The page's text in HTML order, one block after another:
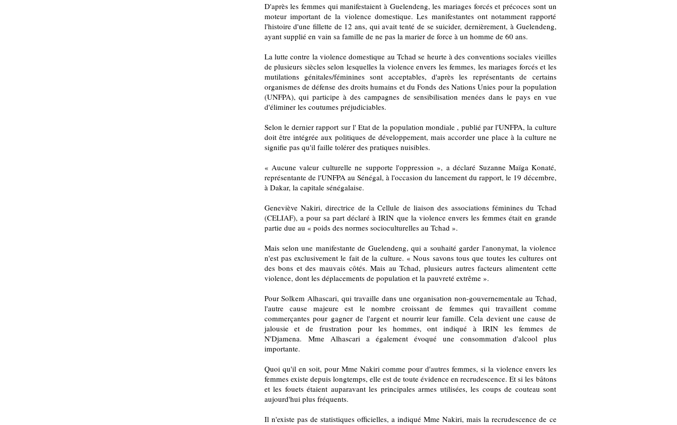
D'après les femmes qui manifestaient à Guelendeng, les mariages forcés et précoces sont un
moteur important de la violence domestique. Les manifestantes ont notamment rapporté
l'histoire d'une fillette de 12 ans, qui avait tenté de se suicider, dernièrement, à Guelendeng,
ayant supplié en vain sa famille de ne pas la marier de force à un homme de 60 ans.
La lutte contre la violence domestique au Tchad se heurte à des conventions sociales vieilles
de plusieurs siècles selon lesquelles la violence envers les femmes, les mariages forcés et les
mutilations génitales/féminines sont acceptables, d'après les représentants de certains
organismes de défense des droits humains et du Fonds des Nations Unies pour la population
(UNFPA), qui participe à des campagnes de sensibilisation menées dans le pays en vue
d'éliminer les coutumes préjudiciables.
Selon le dernier rapport sur l' Etat de la population mondiale , publié par l'UNFPA, la culture
doit être intégrée aux politiques de développement, mais accorder une place à la culture ne
signifie pas qu'il faille tolérer des pratiques nuisibles.
« Aucune valeur culturelle ne supporte l'oppression », a déclaré Suzanne Maïga Konaté,
représentante de l'UNFPA au Sénégal, à l'occasion du lancement du rapport, le 19 décembre,
à Dakar, la capitale sénégalaise.
Geneviève Nakiri, directrice de la Cellule de liaison des associations féminines du Tchad
(CELIAF), a pour sa part déclaré à IRIN que la violence envers les femmes était en grande
partie due au « poids des normes socioculturelles au Tchad ».
Mais selon une manifestante de Guelendeng, qui a souhaité garder l'anonymat, la violence
n'est pas exclusivement le fait de la culture. « Nous savons tous que toutes les cultures ont
des bons et des mauvais côtés. Mais au Tchad, plusieurs autres facteurs alimentent cette
violence, dont les déplacements de population et la pauvreté extrême ».
Pour Solkem Alhascari, qui travaille dans une organisation non-gouvernementale au Tchad,
l'autre cause majeure est le nombre croissant de femmes qui travaillent comme
commerçantes pour gagner de l'argent et nourrir leur famille. Cela devient une cause de
jalousie et de frustration pour les hommes, ont indiqué à IRIN les femmes de
N'Djamena. Mme Alhascari a également évoqué une consommation d'alcool plus
importante.
Quoi qu'il en soit, pour Mme Nakiri comme pour d'autres femmes, si la violence envers les
femmes existe depuis longtemps, elle est de toute évidence en recrudescence. Et si les bâtons
et les fouets étaient auparavant les principales armes utilisées, les coups de couteau sont
aujourd'hui plus fréquents.
Il n'existe pas de statistiques officielles, a indiqué Mme Nakiri, mais la recrudescence de ce